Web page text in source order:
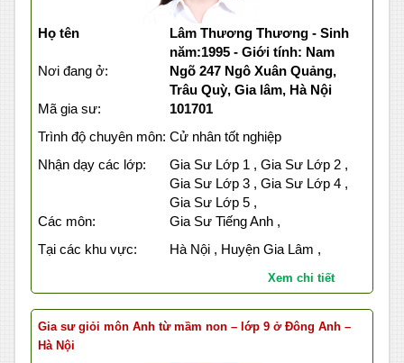
Họ tên
Lâm Thương Thương - Sinh
năm:1995 - Giới tính: Nam
Nơi đang ở:
Ngõ 247 Ngô Xuân Quảng,
Trâu Quỳ, Gia lâm, Hà Nội
Mã gia sư:
101701
Trình độ chuyên môn: Cử nhân tốt nghiệp
Nhận dạy các lớp:
Gia Sư Lớp 1 , Gia Sư Lớp 2 ,
Gia Sư Lớp 3 , Gia Sư Lớp 4 ,
Gia Sư Lớp 5 ,
Các môn:
Gia Sư Tiếng Anh ,
Tại các khu vực:
Hà Nội , Huyện Gia Lâm ,
Xem chi tiết
Gia sư giỏi môn Anh từ mầm non – lớp 9 ở Đông Anh –
Hà Nội